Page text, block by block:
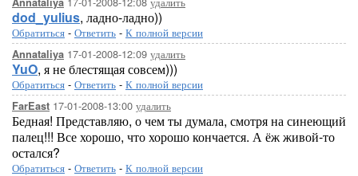
dod_yulius, ладно-ладно))
Обратиться - Ответить - К полной версии
Annataliya 17-01-2008-12:09 удалить
YuO, я не блестящая совсем)))
Обратиться - Ответить - К полной версии
FarEast 17-01-2008-13:00 удалить
Бедная! Представляю, о чем ты думала, смотря на синеющий
палец!!! Все хорошо, что хорошо кончается. А ёж живой-то
остался?
Обратиться - Ответить - К полной версии